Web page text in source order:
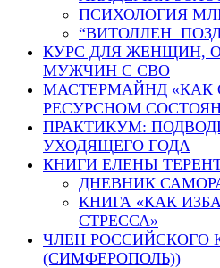
ПСИХОЛОГИЯ
“ВИТОЛЛЕН
КУРС ДЛЯ ЖЕНЩИН,
МУЖЧИН С СВО
МАСТЕРМАЙНД «КАК
РЕСУРСНОМ
ПРАКТИКУМ:
УХОДЯЩЕГО ГОДА
КНИГИ ЕЛЕНЫ
ДНЕВНИК
КНИГА «КАК
СТРЕССА»
ЧЛЕН РОССИЙСКОГО
(СИМФЕРОПОЛЬ))